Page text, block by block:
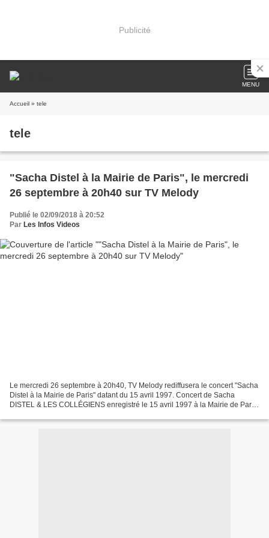
Publicité
MENU
Accueil » tele
tele
"Sacha Distel à la Mairie de Paris", le mercredi
26 septembre à 20h40 sur TV Melody
Publié le 02/09/2018 à 20:52
Par Les Infos Videos
Le mercredi 26 septembre à 20h40, TV Melody rediffusera le concert "Sacha
Distel à la Mairie de Paris" datant du 15 avril 1997. Concert de Sacha
DISTEL & LES COLLÉGIENS enregistré le 15 avril 1997 à la Mairie de Paris.